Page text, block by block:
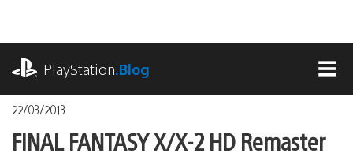
o
conteúdoPlayStation.Blog
22/03/2013
FINAL FANTASY X/X-2 HD Remaster